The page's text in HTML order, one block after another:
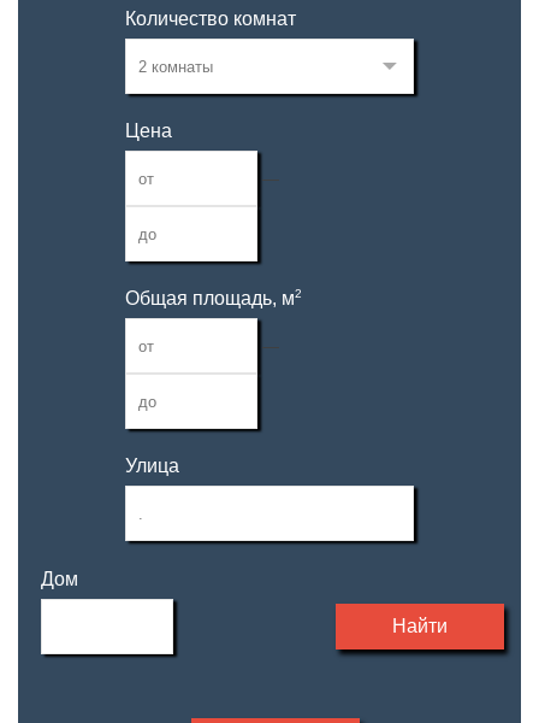
Количество комнат
Цена
—
Общая площадь, м2
—
Улица
Дом
Найти